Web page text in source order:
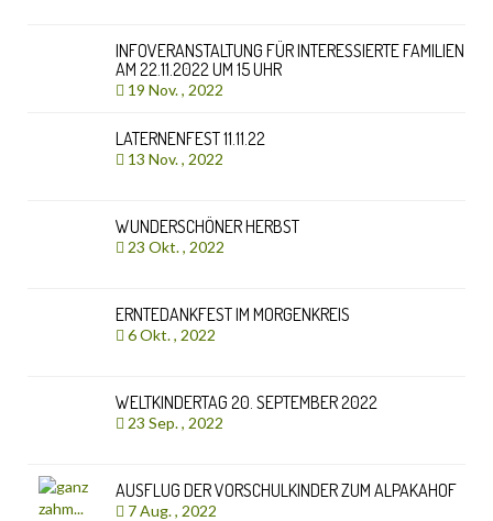
INFOVERANSTALTUNG FÜR INTERESSIERTE FAMILIEN
AM 22.11.2022 UM 15 UHR
19 Nov. , 2022
LATERNENFEST 11.11.22
13 Nov. , 2022
WUNDERSCHÖNER HERBST
23 Okt. , 2022
ERNTEDANKFEST IM MORGENKREIS
6 Okt. , 2022
WELTKINDERTAG 20. SEPTEMBER 2022
23 Sep. , 2022
AUSFLUG DER VORSCHULKINDER ZUM ALPAKAHOF
7 Aug. , 2022